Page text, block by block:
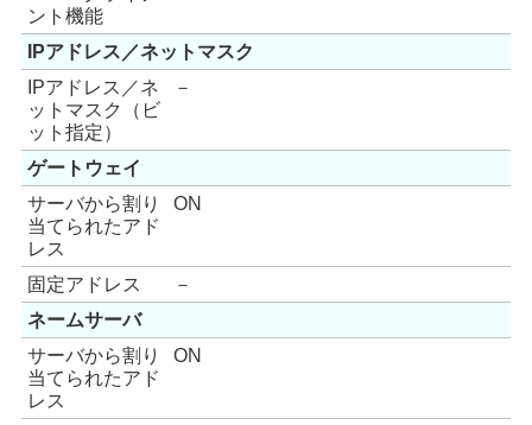
ント機能
IPアドレス／ネットマスク
IPアドレス／ネ
ットマスク（ビ
ット指定）
－
ゲートウェイ
サーバから割り
当てられたアド
レス
ON
固定アドレス
－
ネームサーバ
サーバから割り
当てられたアド
レス
ON